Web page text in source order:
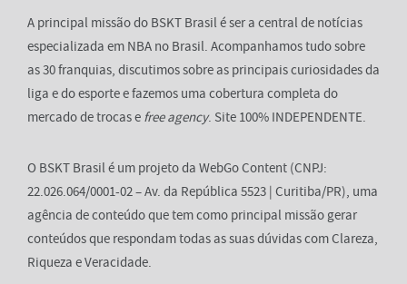
A principal missão do BSKT Brasil é ser a central de notícias
especializada em NBA no Brasil. Acompanhamos tudo sobre
as 30 franquias, discutimos sobre as principais curiosidades da
liga e do esporte e fazemos uma cobertura completa do
mercado de trocas e free agency. Site 100% INDEPENDENTE.
O BSKT Brasil é um projeto da WebGo Content (CNPJ:
22.026.064/0001-02 – Av. da República 5523 | Curitiba/PR), uma
agência de conteúdo que tem como principal missão gerar
conteúdos que respondam todas as suas dúvidas com Clareza,
Riqueza e Veracidade.